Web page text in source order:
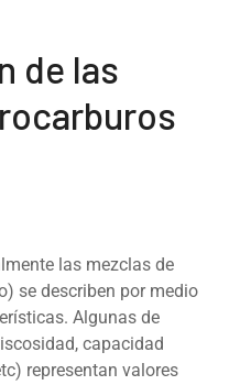
de las
las mezclas de
se describen por medio
Algunas de
capacidad
representan valores